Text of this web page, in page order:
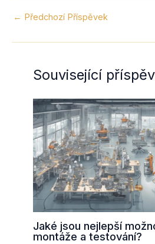
← Předchozí Příspěvek
Související
Jaké jsou nejlepší
montáže a testování?